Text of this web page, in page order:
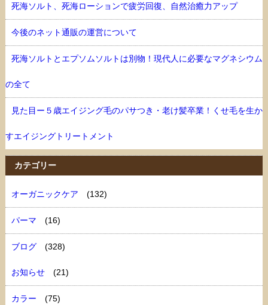
死海ソルト、死海ローションで疲労回復、自然治癒力アップ
今後のネット通販の運営について
死海ソルトとエプソムソルトは別物！現代人に必要なマグネシウム
の全て
見た目ー５歳エイジング毛のパサつき・老け髪卒業！くせ毛を生か
すエイジングトリートメント
カテゴリー
オーガニックケア (132)
パーマ (16)
ブログ (328)
お知らせ (21)
カラー (75)